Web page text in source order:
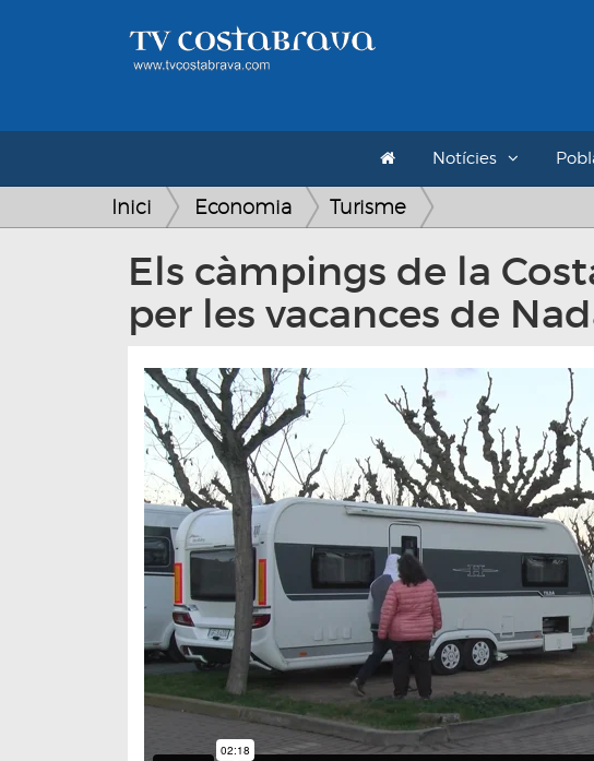
Notícies
Inici Economia Turisme
Els càmpings de la
per les vacances de